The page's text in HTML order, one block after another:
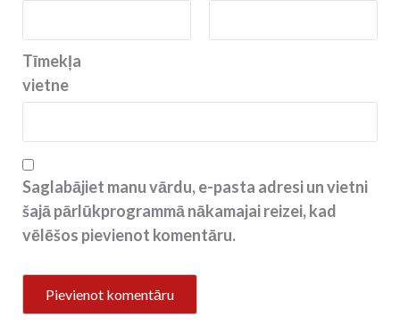
Tīmekļa
vietne
Saglabājiet manu vārdu, e-pasta adresi un vietni
šajā pārlūkprogrammā nākamajai reizei, kad
vēlēšos pievienot komentāru.